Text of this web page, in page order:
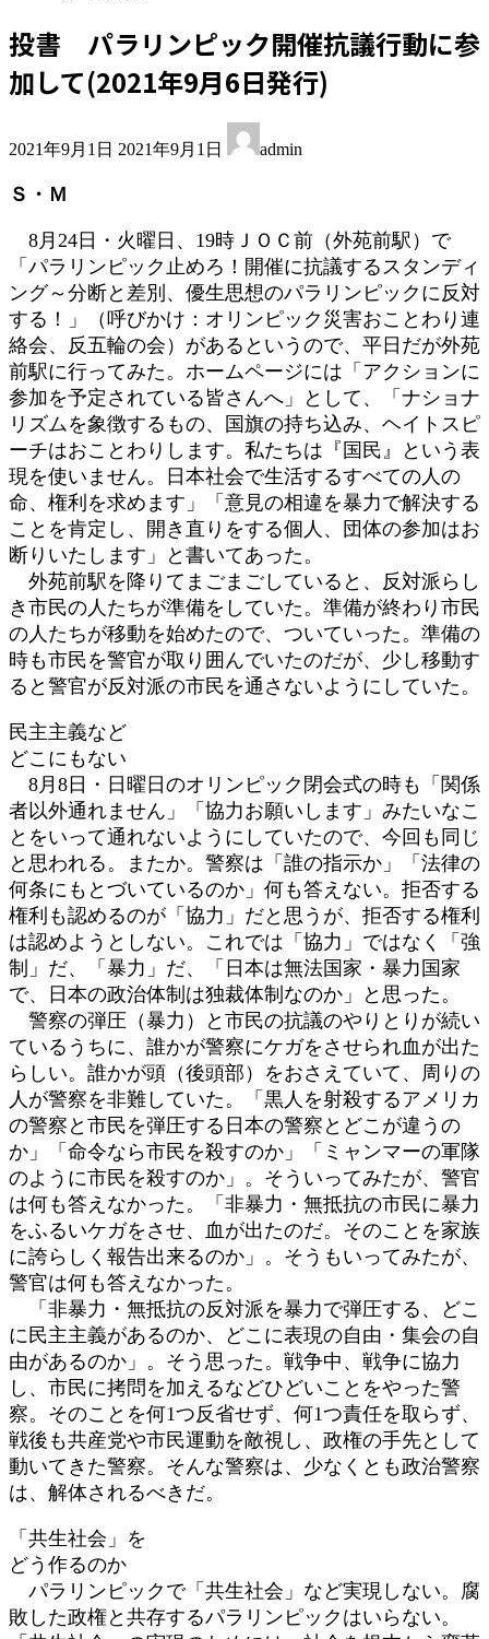
投書 パラリンピック開催抗議行動に参
加して(2021年9月6日発行)
2021年9月1日 終
時
:
2021年9月1日 admin
Ｓ・Ｍ
8月24日・火曜日、19時ＪＯＣ前（外苑前駅）で
「パラリンピック止めろ！開催に抗議するスタンディ
ング～分断と差別、優生思想のパラリンピックに反対
する！」（呼びかけ：オリンピック災害おことわり連
絡会、反五輪の会）があるというので、平日だが外苑
前駅に行ってみた。ホームページには「アクションに
参加を予定されている皆さんへ」として、「ナショナ
リズムを象徴するもの、国旗の持ち込み、ヘイトスピ
ーチはおことわりします。私たちは『国民』という表
現を使いません。日本社会で生活するすべての人の
命、権利を求めます」「意見の相違を暴力で解決する
ことを肯定し、開き直りをする個人、団体の参加はお
断りいたします」と書いてあった。
外苑前駅を降りてまごまごしていると、反対派らし
き市民の人たちが準備をしていた。準備が終わり市民
の人たちが移動を始めたので、ついていった。準備の
時も市民を警官が取り囲んでいたのだが、少し移動す
ると警官が反対派の市民を通さないようにしていた。
民主主義など
どこにもない
8月8日・日曜日のオリンピック閉会式の時も「関係
者以外通れません」「協力お願いします」みたいなこ
とをいって通れないようにしていたので、今回も同じ
と思われる。またか。警察は「誰の指示か」「法律の
何条にもとづいているのか」何も答えない。拒否する
権利も認めるのが「協力」だと思うが、拒否する権利
は認めようとしない。これでは「協力」ではなく「強
制」だ、「暴力」だ、「日本は無法国家・暴力国家
で、日本の政治体制は独裁体制なのか」と思った。
警察の弾圧（暴力）と市民の抗議のやりとりが続い
ているうちに、誰かが警察にケガをさせられ血が出た
らしい。誰かが頭（後頭部）をおさえていて、周りの
人が警察を非難していた。「黒人を射殺するアメリカ
の警察と市民を弾圧する日本の警察とどこが違うの
か」「命令なら市民を殺すのか」「ミャンマーの軍隊
のように市民を殺すのか」。そういってみたが、警官
は何も答えなかった。「非暴力・無抵抗の市民に暴力
をふるいケガをさせ、血が出たのだ。そのことを家族
に誇らしく報告出来るのか」。そうもいってみたが、
警官は何も答えなかった。
「非暴力・無抵抗の反対派を暴力で弾圧する、どこ
に民主主義があるのか、どこに表現の自由・集会の自
由があるのか」。そう思った。戦争中、戦争に協力
し、市民に拷問を加えるなどひどいことをやった警
察。そのことを何1つ反省せず、何1つ責任を取らず、
戦後も共産党や市民運動を敵視し、政権の手先として
動いてきた警察。そんな警察は、少なくとも政治警察
は、解体されるべきだ。
「共生社会」を
どう作るのか
パラリンピックで「共生社会」など実現しない。腐
敗した政権と共存するパラリンピックはいらない。